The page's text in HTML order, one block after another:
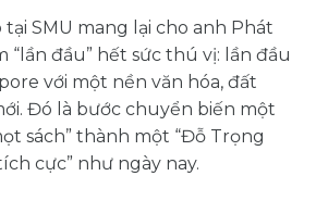
SMU mang lại cho anh Phát
“lần đầu” hết sức thú vị: lần đầu
với một nền văn hóa, đất
Đó là bước chuyển biến một
sách” thành một “Đỗ Trọng
cực” như ngày nay.